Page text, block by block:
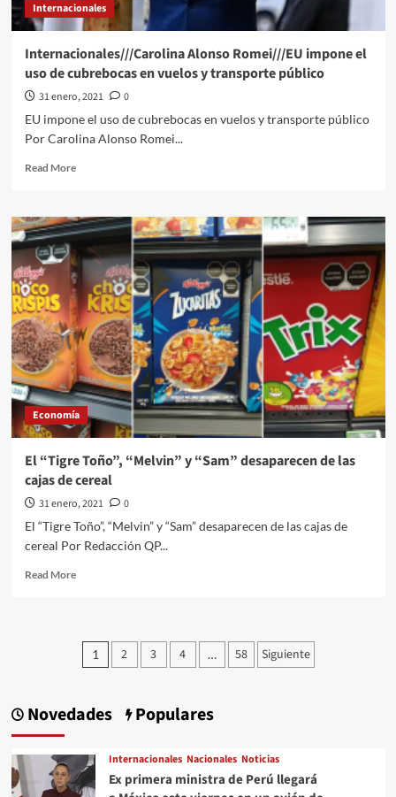
Internacionales
Internacionales///Carolina Alonso Romei///EU impone el
uso de cubrebocas en vuelos y transporte público
31 enero, 2021
0
EU impone el uso de cubrebocas en vuelos y transporte público
Por Carolina Alonso Romei...
Read MoreRead
Internacionales///Carolina
Alonso
Romei///EU
impone
el
uso
de
cubrebocas
en
vuelos
y
transporte
público
Economía
El “Tigre Toño”, “Melvin” y “Sam” desaparecen de las
cajas de cereal
31 enero, 2021
0
El “Tigre Toño”, “Melvin” y “Sam” desaparecen de las cajas de
cereal Por Redacción QP...
Read MoreRead
“Tigre
Toño”,
“Sam”
desaparecen
las
cajas
de
Paginación
entradas
1 2 3 4 … 58 Siguiente
Novedades Populares
Internacionales Nacionales Noticias
Ex primera ministra de Perú llegará